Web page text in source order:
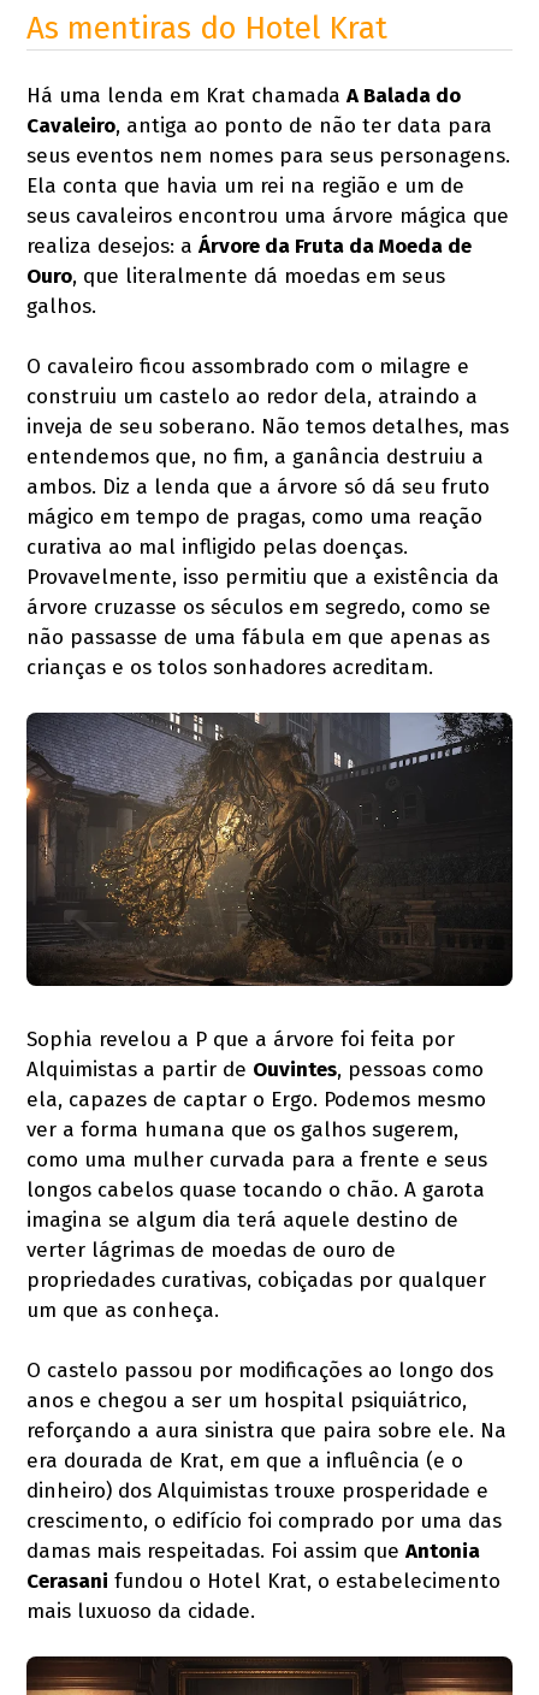
As mentiras do Hotel Krat
Há uma lenda em Krat chamadaA Balada do
Cavaleiro, antiga ao ponto de não ter data para
seus eventos nem nomes para seus personagens.
Ela conta que havia um rei na região e um de
seus cavaleiros encontrou uma árvore mágica que
realiza desejos: aÁrvore da Fruta da Moeda de
Ouro, que literalmente dá moedas em seus
galhos.
O cavaleiro ficou assombrado com o milagre e
construiu um castelo ao redor dela, atraindo a
inveja de seu soberano. Não temos detalhes, mas
entendemos que, no fim, a ganância destruiu a
ambos. Diz a lenda que a árvore só dá seu fruto
mágico em tempo de pragas, como uma reação
curativa ao mal infligido pelas doenças.
Provavelmente, isso permitiu que a existência da
árvore cruzasse os séculos em segredo, como se
não passasse de uma fábula em que apenas as
crianças e os tolos sonhadores acreditam.
Sophia revelou a P que a árvore foi feita por
Alquimistas a partir de Ouvintes, pessoas como
ela, capazes de captar o Ergo. Podemos mesmo
ver a forma humana que os galhos sugerem,
como uma mulher curvada para a frente e seus
longos cabelos quase tocando o chão. A garota
imagina se algum dia terá aquele destino de
verter lágrimas de moedas de ouro de
propriedades curativas, cobiçadas por qualquer
um que as conheça.
O castelo passou por modificações ao longo dos
anos e chegou a ser um hospital psiquiátrico,
reforçando a aura sinistra que paira sobre ele. Na
era dourada de Krat, em que a influência (e o
dinheiro) dos Alquimistas trouxe prosperidade e
crescimento, o edifício foi comprado por uma das
damas mais respeitadas. Foi assim queAntonia
Cerasani fundou o Hotel Krat, o estabelecimento
mais luxuoso da cidade.